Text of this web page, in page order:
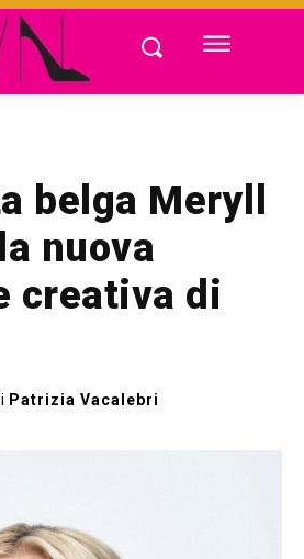
belga Meryll
nuova
creativa di
Patrizia Vacalebri